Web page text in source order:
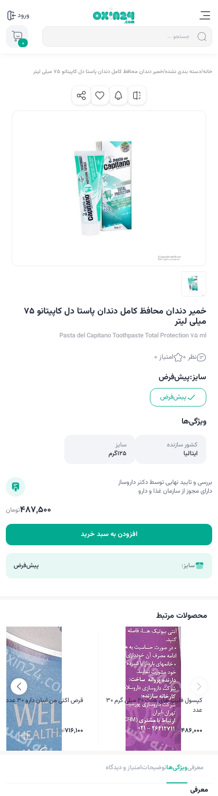
ورود
0
خانه/دسته بندی نشده/خمیر دندان محافظ کامل دندان پاستا دل کاپیتانو 75 میلی لیتر
خمیر دندان محافظ کامل دندان پاستا دل کاپیتانو 75
میلی لیتر
Pasta del Capitano Toothpaste Total Protection 75 ml
نظر 0 امتیاز 0
سایز:پیش‌فرض
پیش‌فرض
ویژگی‌ها
کشور سازنده
ایتالیا
سایز
125گرم
بررسی و تایید نهایی توسط دکتر داروساز
دارای مجوز از سازمان غذا و دارو
487,500تومان
افزودن به سبد خرید
سایز: پیش‌فرض
محصولات مرتبط
کپسول فلیپ های هلث 20 میلی گرم 30
عدد
486,000تومان
قرص اکتی من ابیان دارو 30 عدد
716,100تومان
معرفیویژگی‌هاتوضیحاتامتیاز و دیدگاه
معرفی